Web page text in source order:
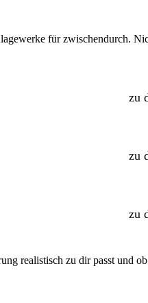
für zwischendurch.
zu
zu
zu
realistisch zu dir passt und